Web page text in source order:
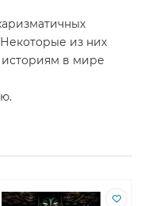
из них
в мире